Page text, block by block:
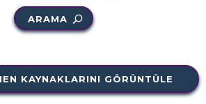
ARAMA
KAYNAKLARINI GÖRÜNTÜLE